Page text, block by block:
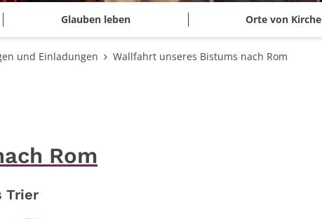
Glauben leben Orte von Kirche
und Einladungen Wallfahrt unseres Bistums nach Rom
Rom
Trier